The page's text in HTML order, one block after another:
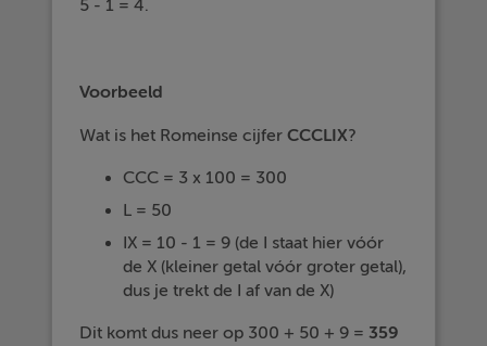
5 - 1 = 4.
Voorbeeld
Wat is het Romeinse cijferCCCLIX?
CCC = 3 x 100 = 300
L = 50
IX = 10 - 1 = 9 (de I staat hier vóór
de X (kleiner getal vóór groter getal),
dus je trekt de I af van de X)
Dit komt dus neer op 300 + 50 + 9 =359